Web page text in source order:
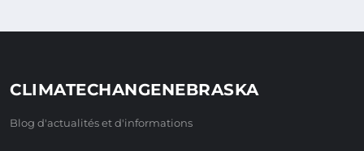
CLIMATECHANGENEBRASKA
Blog d'actualités et d'informations